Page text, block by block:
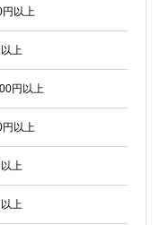
以上
上
円以上
以上
上
上